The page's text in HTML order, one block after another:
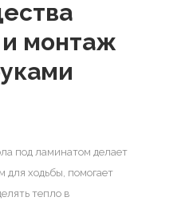
монтаж
под ламинатом делает
ходьбы, помогает
тепло в